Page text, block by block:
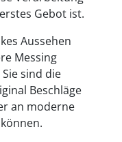
Gebot ist.
Aussehen
Messing
sind die
Beschläge
an moderne